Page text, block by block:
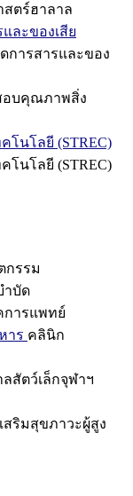
ตร์ฮาลาล
ละของเสีย
การสารและของ
อบคุณภาพสิ่ง
โนโลยี (STREC)
โนโลยี (STREC)
กรรม
ำบัด
ารแพทย์
าร คลินิก
สัตว์เล็กจุฬาฯ
สริมสุขภาวะผู้สูง